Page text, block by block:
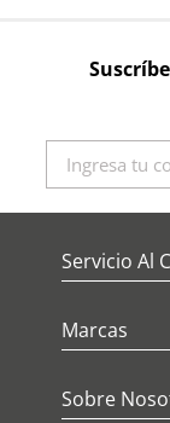
Servicio Al
Marcas
Sobre